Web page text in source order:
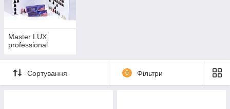
Master LUX
professional
Сортування 0 Фільтри